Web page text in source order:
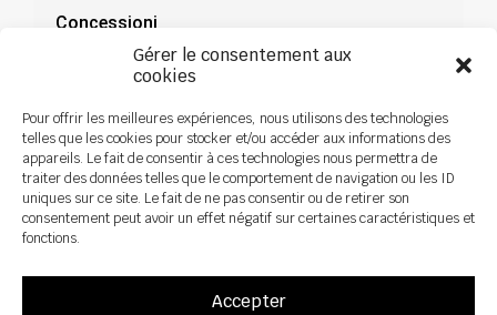
Gérer le consentement aux
cookies
Pour offrir les meilleures expériences, nous utilisons des technologies
telles que les cookies pour stocker et/ou accéder aux informations des
appareils. Le fait de consentir à ces technologies nous permettra de
traiter des données telles que le comportement de navigation ou les ID
uniques sur ce site. Le fait de ne pas consentir ou de retirer son
consentement peut avoir un effet négatif sur certaines caractéristiques et
fonctions.
Accepter
Concessioni
Documentazione
Notizie